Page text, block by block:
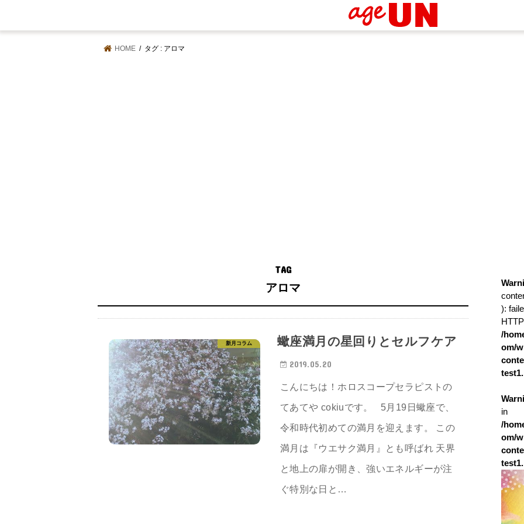
HOME タグ : アロマ
TAG
アロマ
新月コラム 蠍座満月の星回りとセルフケア
2019.05.20
こんにちは！ホロスコープセラピストの
てあてや cokiuです。 5月19日蠍座で、
令和時代初めての満月を迎えます。 この
満月は『ウエサク満月』とも呼ばれ 天界
と地上の扉が開き、強いエネルギーが注
ぐ特別な日と…
):
/
om/
in
/
om/